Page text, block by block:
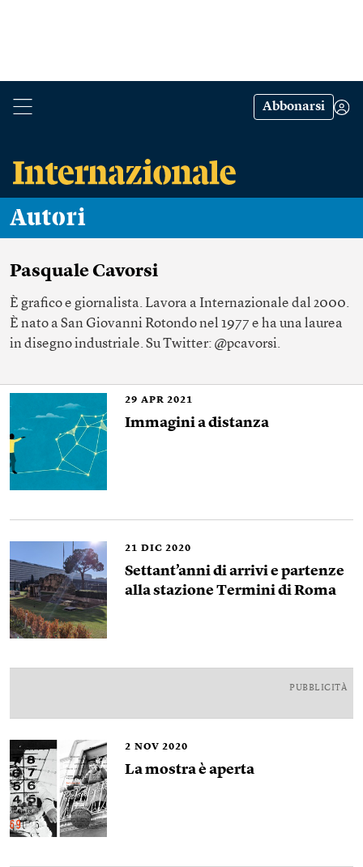
Abbonarsi
Autori
Pasquale Cavorsi
È grafico e giornalista. Lavora a Internazionale dal 2000.
È nato a San Giovanni Rotondo nel 1977 e ha una laurea
in disegno industriale. ​Su Twitter: @pcavorsi.
29 APR 2021
Immagini a distanza
21 DIC 2020
Settant’anni di arrivi e partenze
alla stazione Termini di Roma
PUBBLICITÀ
2 NOV 2020
La mostra è aperta